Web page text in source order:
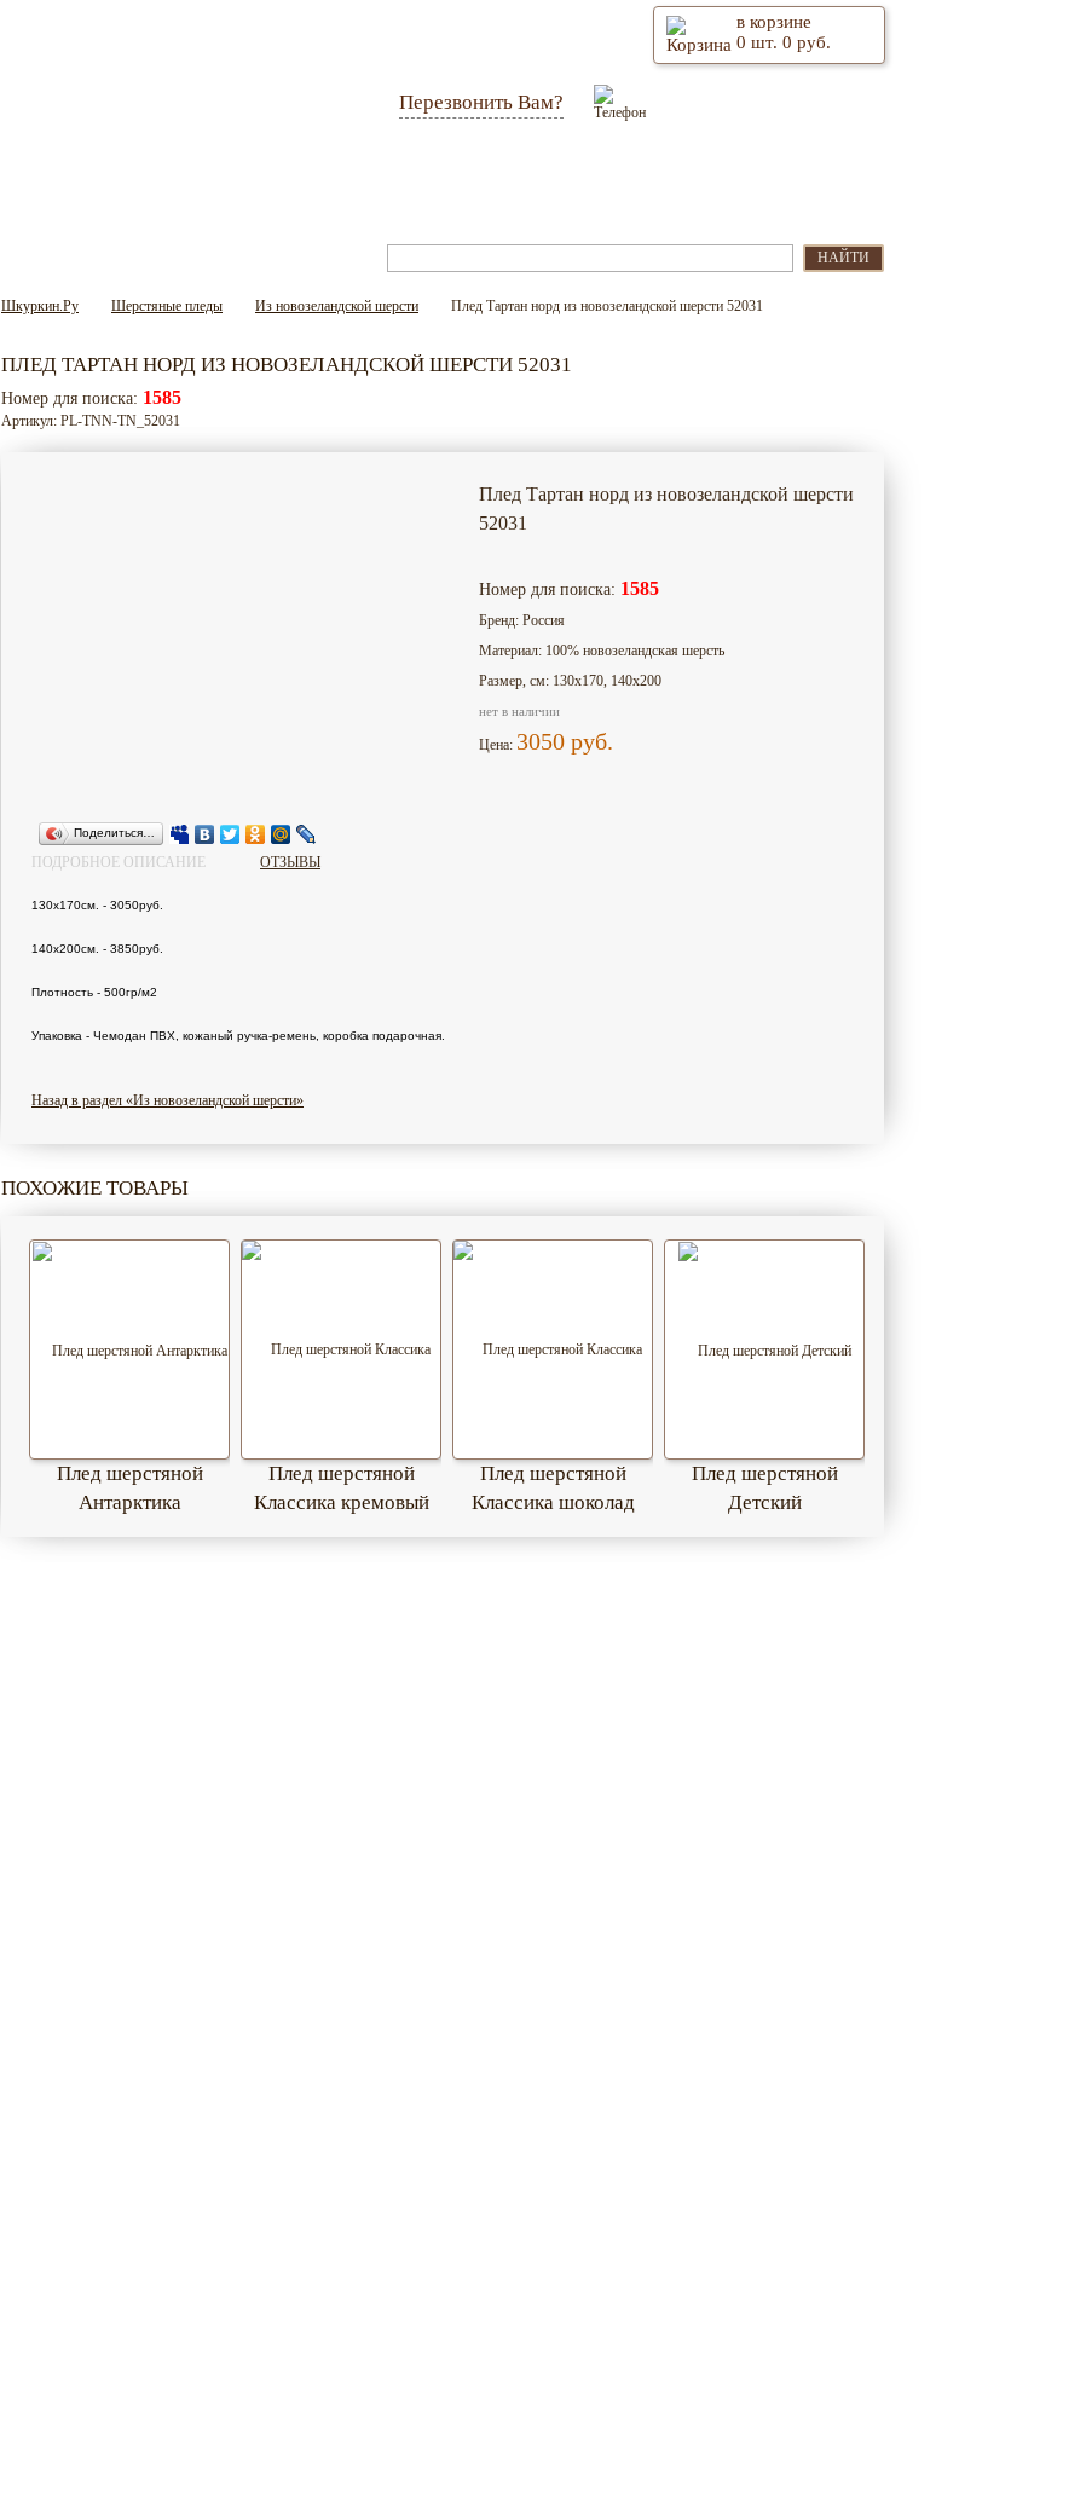
Перезвонить Вам?
в корзине
0 шт. 0 руб.
НАЙТИ
Шкуркин.Ру Шерстяные пледы Из новозеландской шерсти Плед Тартан норд из новозеландской шерсти 52031
ПЛЕД ТАРТАН НОРД ИЗ НОВОЗЕЛАНДСКОЙ ШЕРСТИ 52031
Номер для поиска: 1585
Артикул: PL-TNN-TN_52031
Плед Тартан норд из новозеландской шерсти
52031
Номер для поиска: 1585
Бренд: Россия
Материал: 100% новозеландская шерсть
Размер, см: 130х170, 140x200
нет в наличии
Цена: 3050 руб.
Поделиться…
ПОДРОБНОЕ ОПИСАНИЕ ОТЗЫВЫ
130х170см. - 3050руб.
140х200см. - 3850руб.
Плотность - 500гр/м2
Упаковка - Чемодан ПВХ, кожаный ручка-ремень, коробка подарочная.
Назад в раздел «Из новозеландской шерсти»
ПОХОЖИЕ ТОВАРЫ
Плед шерстяной
Антарктика
Плед шерстяной
Классика кремовый
Плед шерстяной
Классика шоколад
Плед шерстяной
Детский